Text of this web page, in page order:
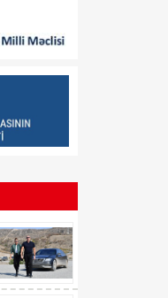
06 Avqust
14:40